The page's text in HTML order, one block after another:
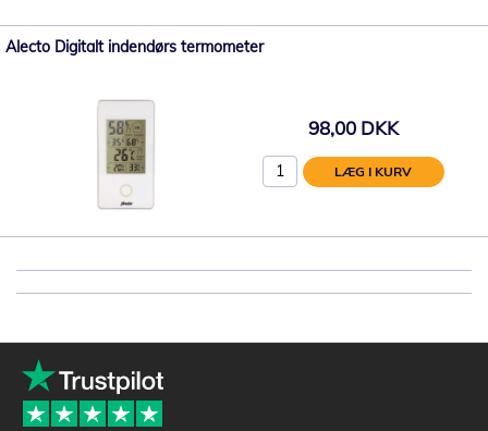
Alecto Digitalt indendørs termometer
98,00 DKK
LÆG I KURV